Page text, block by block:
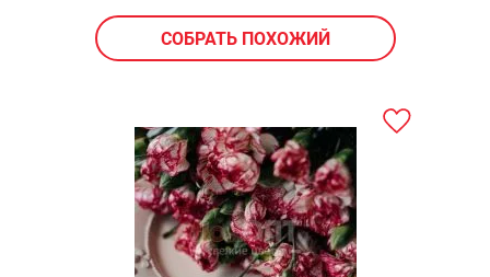
СОБРАТЬ ПОХОЖИЙ